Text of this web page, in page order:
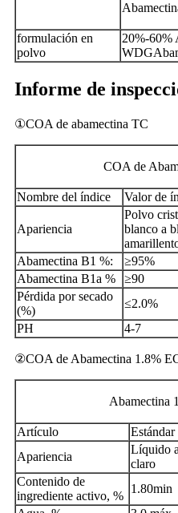
formulación en
polvo
20%-60%
Informe de
①COA de abamectina TC
COA de
Nombre del índice Valor de
Apariencia
Polvo
blanco a
Abamectina B1 %: ≥95%
Abamectina B1a %
≥90
Pérdida por secado
(%)
≤2.0%
PH
4-7
②COA de Abamectina 1.8%
Abamectina
Artículo Estándar
Apariencia
Líquido
claro
Contenido de
ingrediente activo, %
1.80min